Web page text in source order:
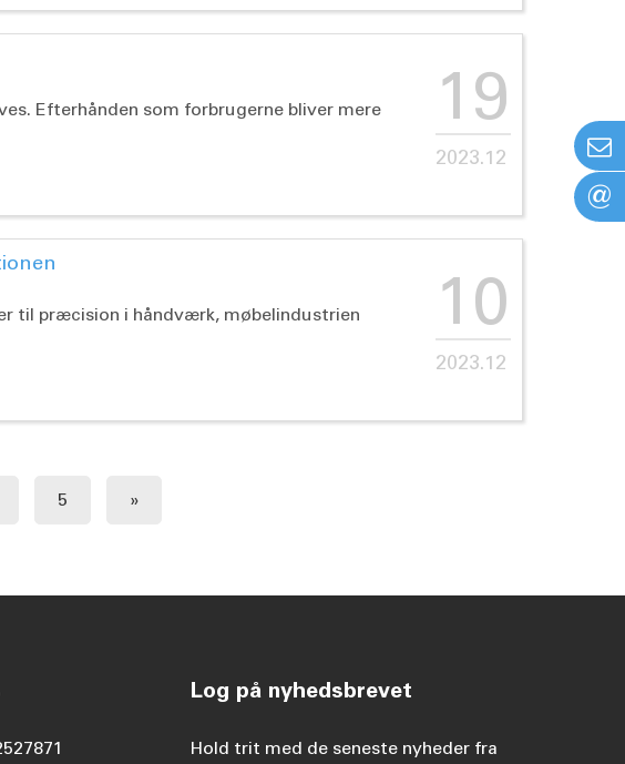
19
2023.12
Efterhånden som forbrugerne bliver mere
10
2023.12
til præcision i håndværk, møbelindustrien
5 »
Log på nyhedsbrevet
Hold trit med de seneste nyheder fra
@